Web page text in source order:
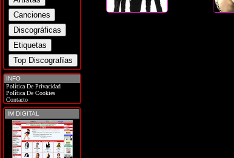
INFO
Política De Privacidad
Política De Cookies
Contacto
IM DIGITAL